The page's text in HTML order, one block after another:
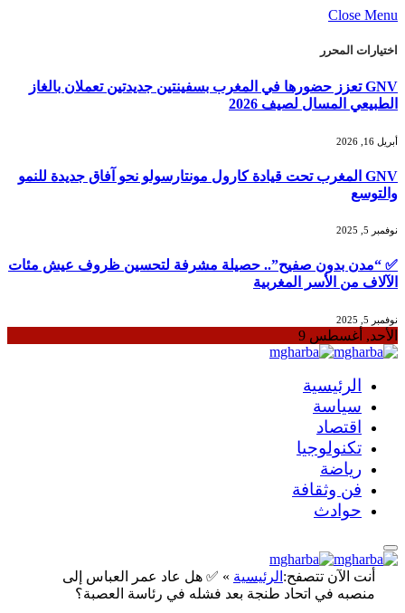
Close Menu
اختيارات المحرر
GNV تعزز حضورها في المغرب بسفينتين جديدتين تعملان بالغاز
الطبيعي المسال لصيف 2026
أبريل 16, 2026
GNV المغرب تحت قيادة كارول مونتارسولو نحو آفاق جديدة للنمو
والتوسع
نوفمبر 5, 2025
✅ “مدن بدون صفيح”.. حصيلة مشرفة لتحسين ظروف عيش مئات
الآلاف من الأسر المغربية
نوفمبر 5, 2025
الأحد, أغسطس 9
الرئيسية
سياسة
اقتصاد
تكنولوجيا
رياضة
فن وثقافة
حوادث
أنت الآن تتصفح: الرئيسية » ✅ هل عاد عمر العباس إلى
منصبه في اتحاد طنجة بعد فشله في رئاسة العصبة؟